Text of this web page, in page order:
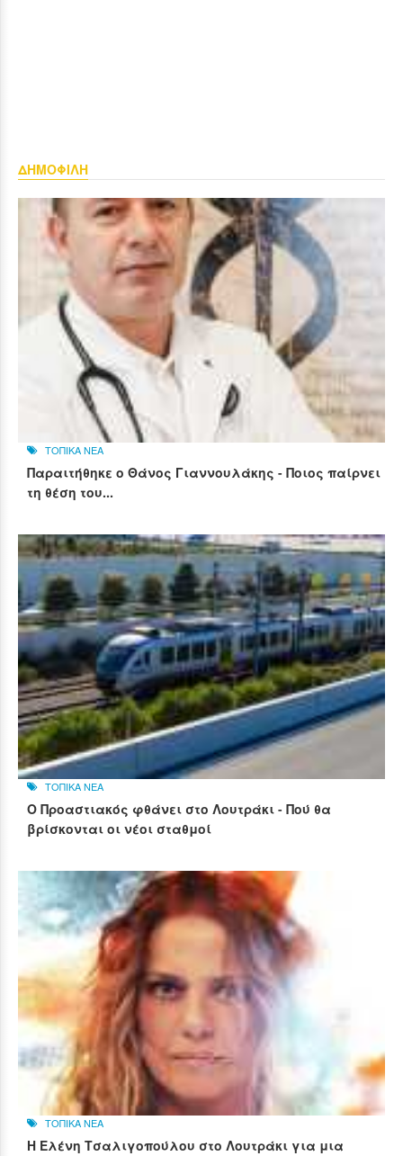
ΔΗΜΟΦΙΛΗ
ΤΟΠΙΚΑ ΝΕΑ
Παραιτήθηκε ο Θάνος Γιαννουλάκης - Ποιος παίρνει
τη θέση του...
ΤΟΠΙΚΑ ΝΕΑ
Ο Προαστιακός φθάνει στο Λουτράκι - Πού θα
βρίσκονται οι νέοι σταθμοί
ΤΟΠΙΚΑ ΝΕΑ
Η Ελένη Τσαλιγοπούλου στο Λουτράκι για μια